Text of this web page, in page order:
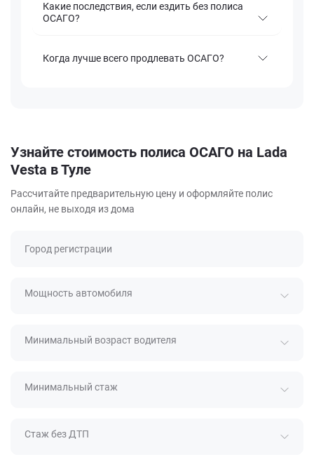
Какие последствия, если ездить без полиса
ОСАГО?
Когда лучше всего продлевать ОСАГО?
Узнайте стоимость полиса ОСАГО на Lada
Vesta в Туле
Рассчитайте предварительную цену и оформляйте полис
онлайн, не выходя из дома
Город регистрации
Мощность автомобиля
Минимальный возраст водителя
Минимальный стаж
Стаж без ДТП